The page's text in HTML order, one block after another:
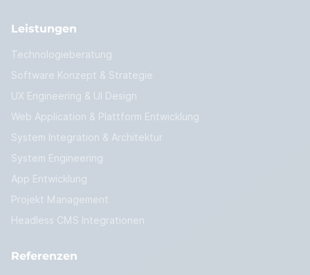
Leistungen
Technologieberatung
Software Konzept & Strategie
UX Engineering & UI Design
Web Application & Plattform Entwicklung
System Integration & Architektur
System Engineering
App Entwicklung
Projekt Management
Headless CMS Integrationen
Referenzen